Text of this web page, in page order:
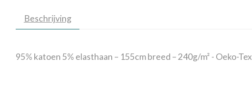
Beschrijving
95% katoen 5% elasthaan – 155cm breed – 240g/m² - Oeko-Tex